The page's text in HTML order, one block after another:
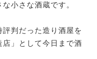
小さな酒蔵です。
判だった造り酒屋を
」として今日まで酒